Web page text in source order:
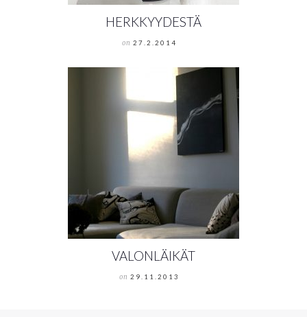
HERKKYYDESTÄ
on 27.2.2014
VALONLÄIKÄT
on 29.11.2013